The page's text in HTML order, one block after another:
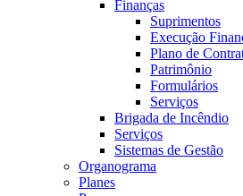
Finanças
Suprimentos
Execução
Plano de
Patrimônio
Formulários
Serviços
Brigada de Incêndio
Serviços
Sistemas de Gestão
Organograma
Planes